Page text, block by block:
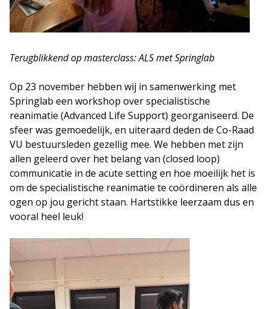
Terugblikkend op masterclass: ALS met Springlab
Op 23 november hebben wij in samenwerking met
Springlab een workshop over specialistische
reanimatie (Advanced Life Support) georganiseerd. De
sfeer was gemoedelijk, en uiteraard deden de Co-Raad
VU bestuursleden gezellig mee. We hebben met zijn
allen geleerd over het belang van (closed loop)
communicatie in de acute setting en hoe moeilijk het is
om de specialistische reanimatie te coördineren als alle
ogen op jou gericht staan. Hartstikke leerzaam dus en
vooral heel leuk!